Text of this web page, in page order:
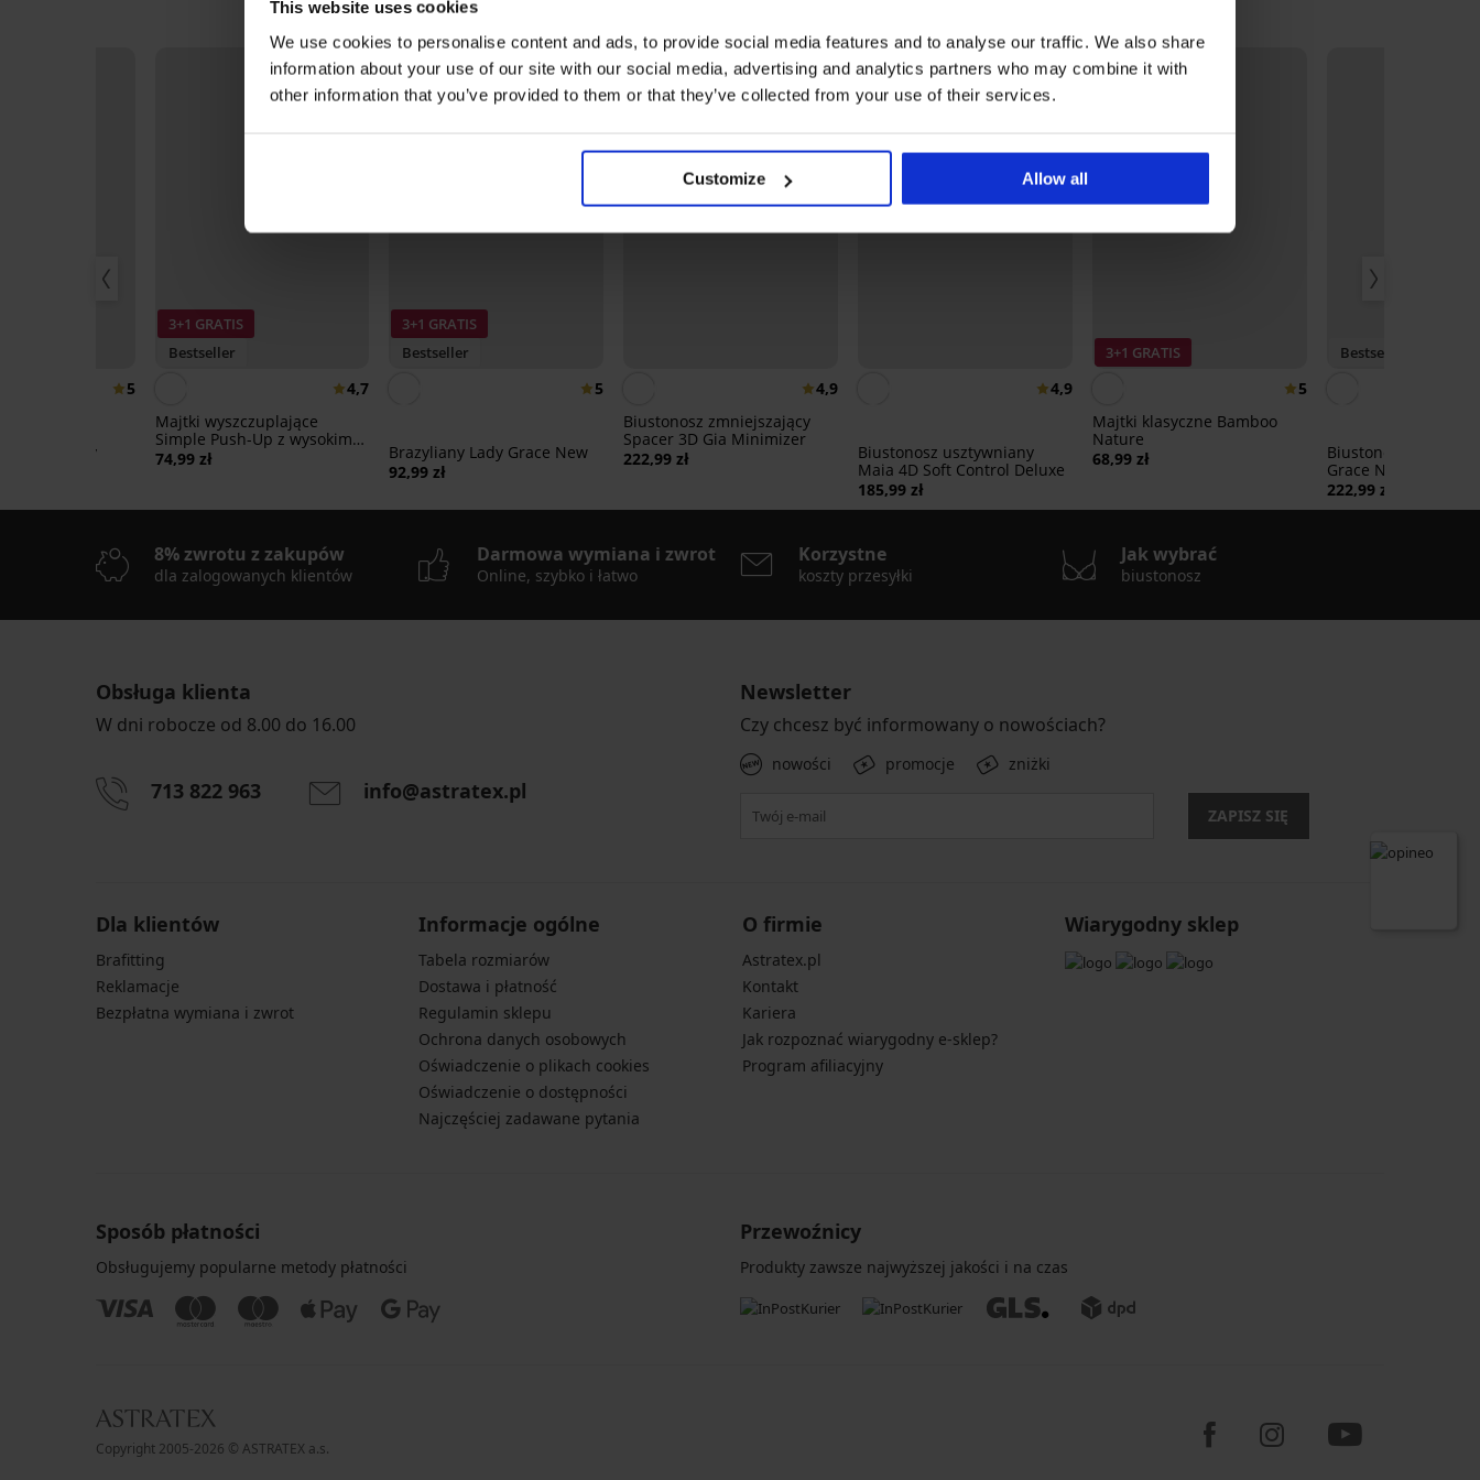
This website uses cookies
We use cookies to personalise content and ads, to provide social media features and to analyse our traffic. We also share
information about your use of our site with our social media, advertising and analytics partners who may combine it with
other information that you’ve provided to them or that they’ve collected from your use of their services.
Customize Allow all
5
usztywniany
3+1 GRATIS
Bestseller
4,7
Majtki wyszczuplające
Simple Push-Up z wysokim
stanem
74,99 zł
3+1 GRATIS
Bestseller
5
Brazyliany Lady Grace New
92,99 zł
4,9
Biustonosz zmniejszający
Spacer 3D Gia Minimizer
222,99 zł
4,9
Biustonosz usztywniany
Maia 4D Soft Control Deluxe
185,99 zł
3+1 GRATIS
5
Majtki klasyczne Bamboo
Nature
68,99 zł
Bestseller
Biustonosz Spacer
Grace New
222,99 zł
8% zwrotu z zakupów
dla zalogowanych klientów
Darmowa wymiana i zwrot
Online, szybko i łatwo
Korzystne
koszty przesyłki
Jak wybrać
biustonosz
Obsługa klienta
W dni robocze od 8.00 do 16.00
713 822 963 info@astratex.pl
Newsletter
Czy chcesz być informowany o nowościach?
nowości promocje zniżki
ZAPISZ SIĘ
Dla klientów
Brafitting
Reklamacje
Bezpłatna wymiana i zwrot
Informacje ogólne
Tabela rozmiarów
Dostawa i płatność
Regulamin sklepu
Ochrona danych osobowych
Oświadczenie o plikach cookies
Oświadczenie o dostępności
Najczęściej zadawane pytania
O firmie
Astratex.pl
Kontakt
Kariera
Jak rozpoznać wiarygodny e-sklep?
Program afiliacyjny
Wiarygodny sklep
Sposób płatności
Obsługujemy popularne metody płatności
Przewoźnicy
Produkty zawsze najwyższej jakości i na czas
Copyright 2005-2026 © ASTRATEX a.s.